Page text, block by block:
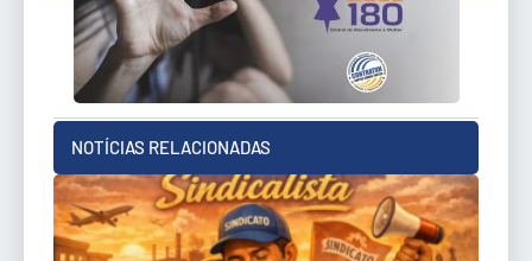
NOTÍCIAS RELACIONADAS